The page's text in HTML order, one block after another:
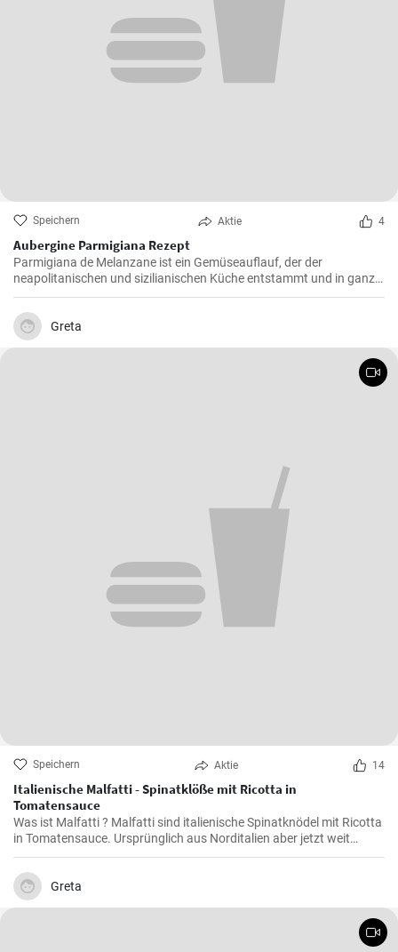
Speichern Aktie 4
Aubergine Parmigiana Rezept
Parmigiana de Melanzane ist ein Gemüseauflauf, der der
neapolitanischen und sizilianischen Küche entstammt und in ganz
Süditalien verbreitet ist. Melanzane - deutsch sind Auberginen
welche mit Parmesan Käse und Mozzarella überbacken werden.
Greta
Speichern Aktie 14
Italienische Malfatti - Spinatklöße mit Ricotta in
Tomatensauce
Was ist Malfatti ? Malfatti sind italienische Spinatknödel mit Ricotta
in Tomatensauce. Ursprünglich aus Norditalien aber jetzt weit
verbreitet in ganz Italien werden die Spinat Ricotta Klöße mit
Parmesan serviert. Malfatti bedeutet unperfekt auf deutsch.
Greta